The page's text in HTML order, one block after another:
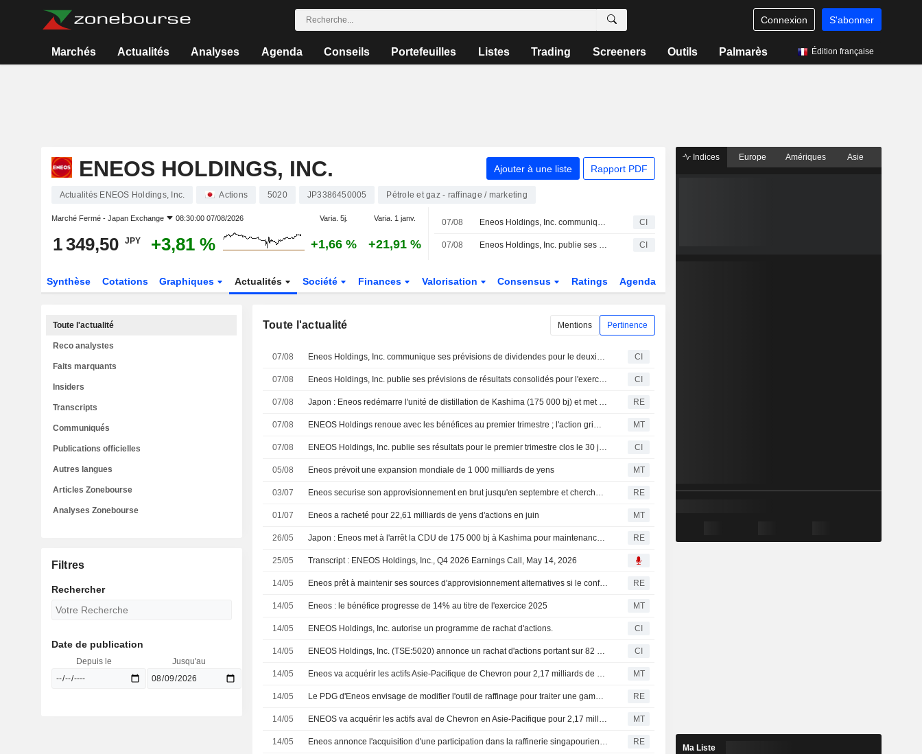
Connexion S'abonner
Marchés Actualités Analyses Agenda Conseils Portefeuilles Listes Trading Screeners Outils Palmarès Édition française
ENEOS HOLDINGS, INC. Ajouter à une liste Rapport PDF
Actualités ENEOS Holdings, Inc. Actions 5020 JP3386450005 Pétrole et gaz - raffinage / marketing
Marché Fermé - Japan Exchange 08:30:00 07/08/2026 Varia. 5j. Varia. 1 janv.
1 349,50 JPY +3,81 % +1,66 % +21,91 %
07/08 Eneos Holdings, Inc. communique ses prévisions de dividendes pour le deuxième trimestre et l'ensemble de l'exercice clos le 31 mars 2027 CI
07/08 Eneos Holdings, Inc. publie ses prévisions de résultats consolidés pour l'exercice clos au 31 mars 2027 CI
Synthèse Cotations Graphiques Actualités Société Finances Valorisation Consensus Ratings Agenda
Toute l'actualité Mentions Pertinence
07/08 Eneos Holdings, Inc. communique ses prévisions de dividendes pour le deuxième trimestre et l'ensemble de l'exercice clos le 31 mars 2027 CI
07/08 Eneos Holdings, Inc. publie ses prévisions de résultats consolidés pour l'exercice clos au 31 mars 2027 CI
07/08 Japon : Eneos redémarre l'unité de distillation de Kashima (175 000 bj) et met à l'arrêt celle de Chiba RE
07/08 ENEOS Holdings renoue avec les bénéfices au premier trimestre ; l'action grimpe de 3 % MT
07/08 ENEOS Holdings, Inc. publie ses résultats pour le premier trimestre clos le 30 juin 2026 CI
05/08 Eneos prévoit une expansion mondiale de 1 000 milliards de yens MT
03/07 Eneos securise son approvisionnement en brut jusqu'en septembre et cherche a diversifier ses sources RE
01/07 Eneos a racheté pour 22,61 milliards de yens d'actions en juin MT
26/05 Japon : Eneos met à l'arrêt la CDU de 175 000 bj à Kashima pour maintenance et redémarre celle de Marifu RE
25/05 Transcript : ENEOS Holdings, Inc., Q4 2026 Earnings Call, May 14, 2026
14/05 Eneos prêt à maintenir ses sources d'approvisionnement alternatives si le conflit avec l'Iran persiste RE
14/05 Eneos : le bénéfice progresse de 14% au titre de l'exercice 2025 MT
14/05 ENEOS Holdings, Inc. autorise un programme de rachat d'actions. CI
14/05 ENEOS Holdings, Inc. (TSE:5020) annonce un rachat d'actions portant sur 82 000 000 de titres, soit 3,04% du capital, pour 50 000 millions de yens. CI
14/05 Eneos va acquérir les actifs Asie-Pacifique de Chevron pour 2,17 milliards de dollars MT
14/05 Le PDG d'Eneos envisage de modifier l'outil de raffinage pour traiter une gamme plus large de bruts RE
14/05 ENEOS va acquérir les actifs aval de Chevron en Asie-Pacifique pour 2,17 milliards de dollars MT
14/05 Eneos annonce l'acquisition d'une participation dans la raffinerie singapourienne SRC et d'autres actifs régionaux auprès de Chevron pour 2,17 milliards de dollars RE
Toute l'actualité
Reco analystes
Faits marquants
Insiders
Transcripts
Communiqués
Publications officielles
Autres langues
Articles Zonebourse
Analyses Zonebourse
Filtres
Rechercher
Date de publication
Depuis le Jusqu'au
Indices Europe Amériques Asie
Ma Liste